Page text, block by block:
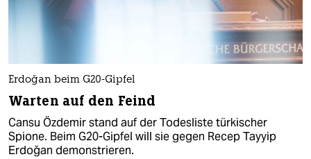
Erdoğan beim G20-Gipfel
Warten auf den Feind
Cansu Özdemir stand auf der Todesliste türkischer
Spione. Beim G20-Gipfel will sie gegen Recep Tayyip
Erdoğan demonstrieren.